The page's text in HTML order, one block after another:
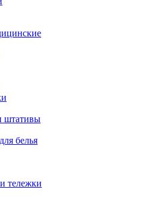
штативы
белья
тележки